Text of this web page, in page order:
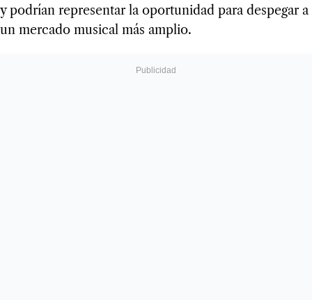
y podrían representar la oportunidad para despegar a
un mercado musical más amplio.